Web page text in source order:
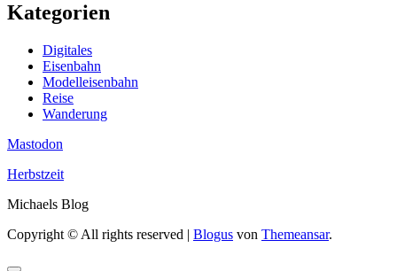
Kategorien
Digitales
Eisenbahn
Modelleisenbahn
Reise
Wanderung
Mastodon
Herbstzeit
Michaels Blog
Copyright © All rights reserved | Blogus von Themeansar.